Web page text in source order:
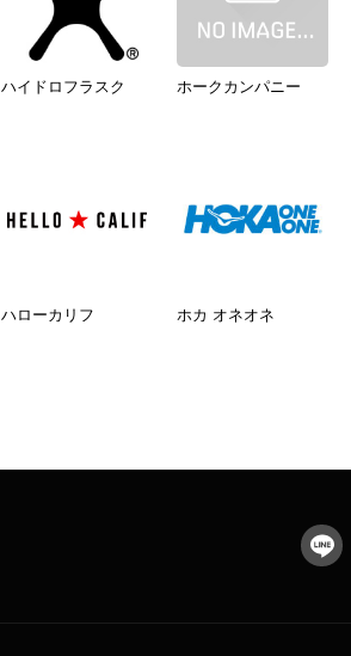
ハイドロフラスク ホークカンパニー
ハローカリフ ホカ オネオネ